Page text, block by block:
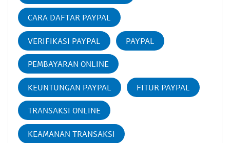
CARA DAFTAR PAYPAL
VERIFIKASI PAYPAL PAYPAL
PEMBAYARAN ONLINE
KEUNTUNGAN PAYPAL FITUR PAYPAL
TRANSAKSI ONLINE
KEAMANAN TRANSAKSI